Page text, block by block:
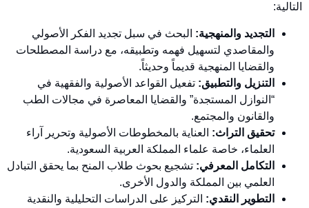
التالية:
التجديد والمنهجية: البحث في سبل تجديد الفكر الأصولي
والمقاصدي لتسهيل فهمه وتطبيقه، مع دراسة المصطلحات
والقضايا المنهجية قديماً وحديثاً.
التنزيل والتطبيق: تفعيل القواعد الأصولية والفقهية في
“النوازل المستجدة” والقضايا المعاصرة في مجالات الطب
والقانون والمجتمع.
تحقيق التراث: العناية بالمخطوطات الأصولية وتحرير آراء
العلماء، خاصة علماء المملكة العربية السعودية.
التكامل المعرفي: تشجيع بحوث طلاب المنح بما يحقق التبادل
العلمي بين المملكة والدول الأخرى.
التطوير النقدي: التركيز على الدراسات التحليلية والنقدية